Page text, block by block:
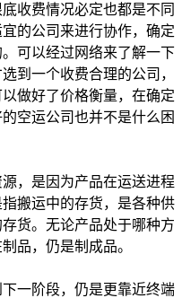
收费情况必定也都是不同
的公司来进行协作，确定
可以经过网络来了解一下
到一个收费合理的公司，
做好了价格衡量，在确定
空运公司也并不是什么困
，是因为产品在运送进程
搬运中的存货，是各种供
货。无论产品处于哪种方
品，仍是制成品。
一阶段，仍是更靠近终端